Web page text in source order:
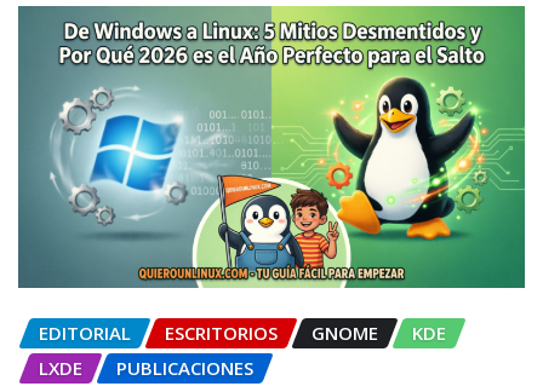
EDITORIAL ESCRITORIOS GNOME
KDE
LXDE
PUBLICACIONES